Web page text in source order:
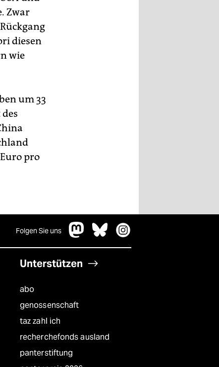
Zwar
diesen
wie
um 33
pro
Folgen Sie uns
Unterstützen
abo
genossenschaft
taz zahl ich
recherchefonds ausland
panterstiftung